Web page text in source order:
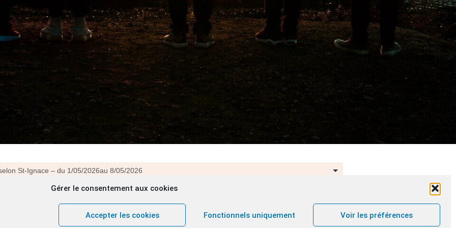
Gérer le consentement aux cookies
Accepter les cookies Fonctionnels uniquement Voir les préférences
Nom*